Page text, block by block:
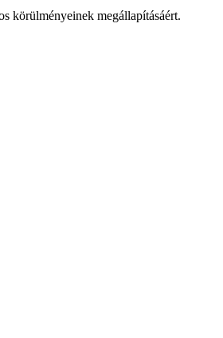
körülményeinek megállapításáért.